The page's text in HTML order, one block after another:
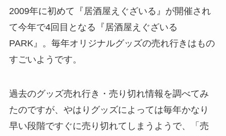
2009年に初めて『居酒屋えぐざいる』が開催され
て今年で4回目となる『居酒屋えぐざいる
PARK』。毎年オリジナルグッズの売れ行きはもの
すごいようです。
過去のグッズ売れ行き・売り切れ情報を調べてみ
たのですが、やはりグッズによっては毎年かなり
早い段階ですぐに売り切れてしまうようで、「売